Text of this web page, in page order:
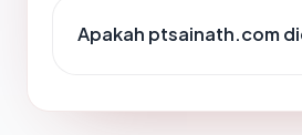
Apakah ptsainath.com